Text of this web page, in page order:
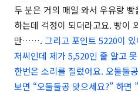
두 분은 거의 매일 와서 우유랑
하는데 걱정이 되더라고요. 빵이
만……. 그리고 포인트 5220이
저씨인데 제가 5,520인 줄 알고
한번은 소리를 질렀어요. 오둘둘
보면 “오둘둘공 맞으세요?” 하면